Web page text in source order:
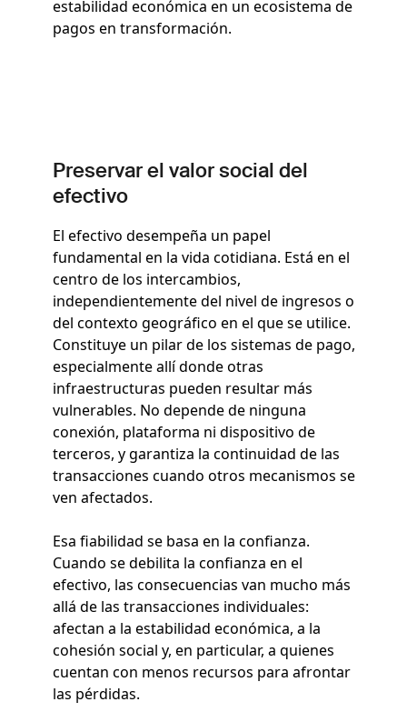
estabilidad económica en un ecosistema de
pagos en transformación.
Preservar el valor social del
efectivo
El efectivo desempeña un papel
fundamental en la vida cotidiana. Está en el
centro de los intercambios,
independientemente del nivel de ingresos o
del contexto geográfico en el que se utilice.
Constituye un pilar de los sistemas de pago,
especialmente allí donde otras
infraestructuras pueden resultar más
vulnerables. No depende de ninguna
conexión, plataforma ni dispositivo de
terceros, y garantiza la continuidad de las
transacciones cuando otros mecanismos se
ven afectados.
Esa fiabilidad se basa en la confianza.
Cuando se debilita la confianza en el
efectivo, las consecuencias van mucho más
allá de las transacciones individuales:
afectan a la estabilidad económica, a la
cohesión social y, en particular, a quienes
cuentan con menos recursos para afrontar
las pérdidas.